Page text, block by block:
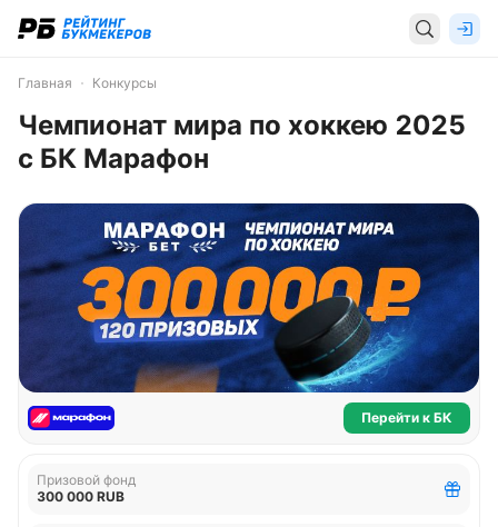
Главная Конкурсы
Чемпионат мира по хоккею 2025
с БК Марафон
Перейти к БК
Призовой фонд
300 000 RUB